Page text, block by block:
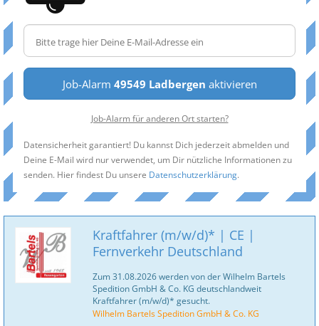
Job-Alarm 49549 Ladbergen aktivieren
Job-Alarm für anderen Ort starten?
Datensicherheit garantiert! Du kannst Dich jederzeit abmelden und
Deine E-Mail wird nur verwendet, um Dir nützliche Informationen zu
senden. Hier findest Du unsere Datenschutzerklärung.
Kraftfahrer (m/w/d)* | CE |
Fernverkehr Deutschland
Zum 31.08.2026 werden von der Wilhelm Bartels
Spedition GmbH & Co. KG deutschlandweit
Kraftfahrer (m/w/d)* gesucht.
Wilhelm Bartels Spedition GmbH & Co. KG